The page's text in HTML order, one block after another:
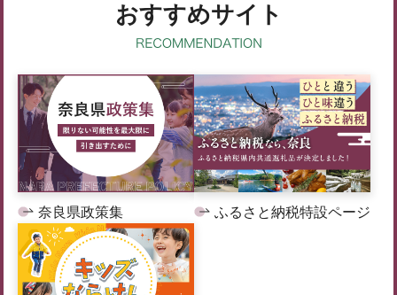
おすすめサイト
奈良県政策集 ふるさと納税特設ページ